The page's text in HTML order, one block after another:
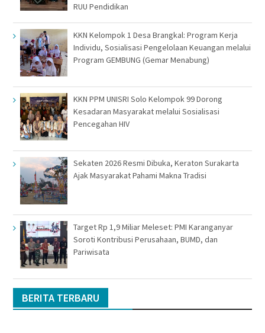
RUU Pendidikan
KKN Kelompok 1 Desa Brangkal: Program Kerja
Individu, Sosialisasi Pengelolaan Keuangan melalui
Program GEMBUNG (Gemar Menabung)
KKN PPM UNISRI Solo Kelompok 99 Dorong
Kesadaran Masyarakat melalui Sosialisasi
Pencegahan HIV
Sekaten 2026 Resmi Dibuka, Keraton Surakarta
Ajak Masyarakat Pahami Makna Tradisi
Target Rp 1,9 Miliar Meleset: PMI Karanganyar
Soroti Kontribusi Perusahaan, BUMD, dan
Pariwisata
BERITA TERBARU